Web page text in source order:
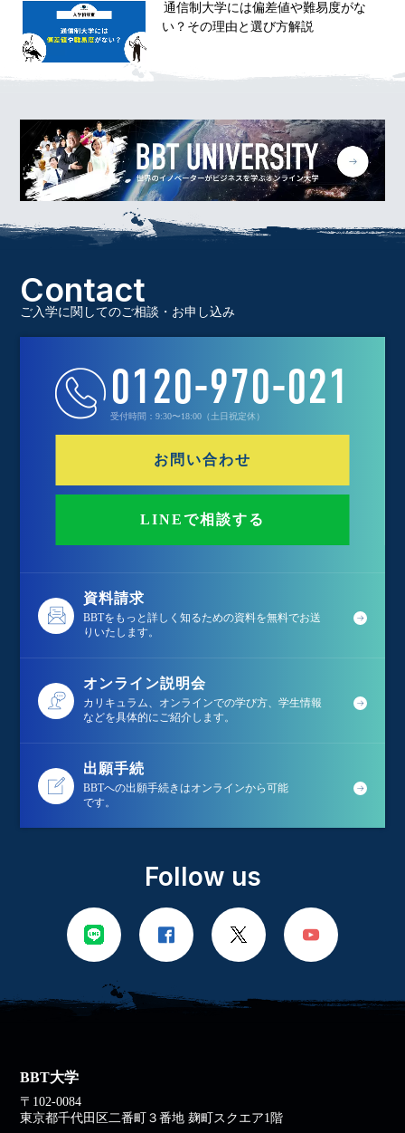
通信制大学には偏差値や難易度がな
い？その理由と選び方解説
Contact
ご入学に関してのご相談・お申し込み
0120-970-021
受付時間：9:30〜18:00（土日祝定休）
お問い合わせ
LINEで相談する
資料請求
BBTをもっと詳しく知るための資料を無料でお送
りいたします。
オンライン説明会
カリキュラム、オンラインでの学び方、学生情報
などを具体的にご紹介します。
出願手続
BBTへの出願手続きはオンラインから可能
です。
Follow us
BBT大学
〒102-0084
東京都千代田区二番町３番地 麹町スクエア1階